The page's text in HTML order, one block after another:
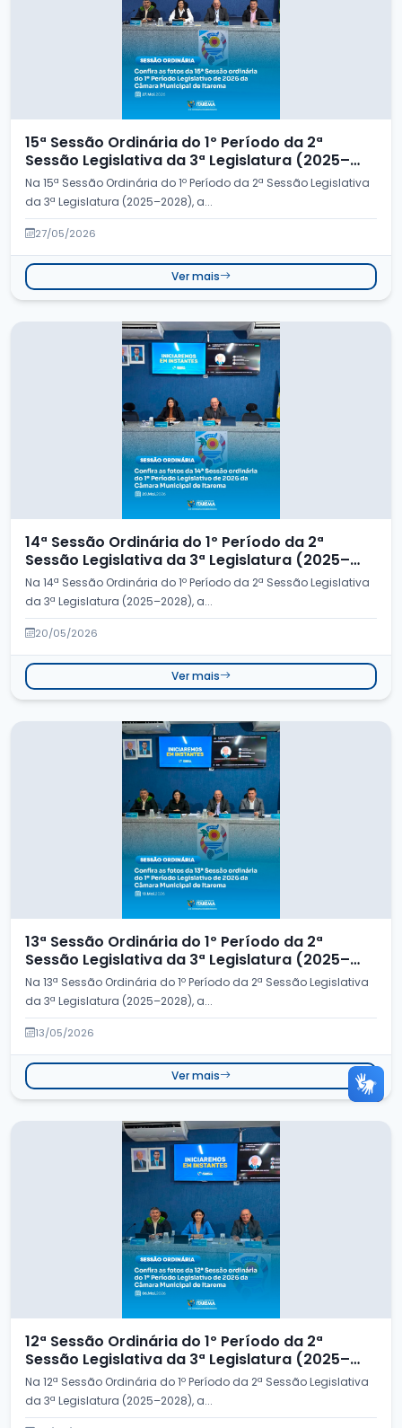
15ª Sessão Ordinária do 1º Período da 2ª
Sessão Legislativa da 3ª Legislatura (2025–
2028)
Na 15ª Sessão Ordinária do 1º Período da 2ª Sessão Legislativa
da 3ª Legislatura (2025–2028), a...
27/05/2026
Ver mais
14ª Sessão Ordinária do 1º Período da 2ª
Sessão Legislativa da 3ª Legislatura (2025–
2028
Na 14ª Sessão Ordinária do 1º Período da 2ª Sessão Legislativa
da 3ª Legislatura (2025–2028), a...
20/05/2026
Ver mais
13ª Sessão Ordinária do 1º Período da 2ª
Sessão Legislativa da 3ª Legislatura (2025–
2028)
Na 13ª Sessão Ordinária do 1º Período da 2ª Sessão Legislativa
da 3ª Legislatura (2025–2028), a...
13/05/2026
Ver mais
12ª Sessão Ordinária do 1º Período da 2ª
Sessão Legislativa da 3ª Legislatura (2025–
2028)
Na 12ª Sessão Ordinária do 1º Período da 2ª Sessão Legislativa
da 3ª Legislatura (2025–2028), a...